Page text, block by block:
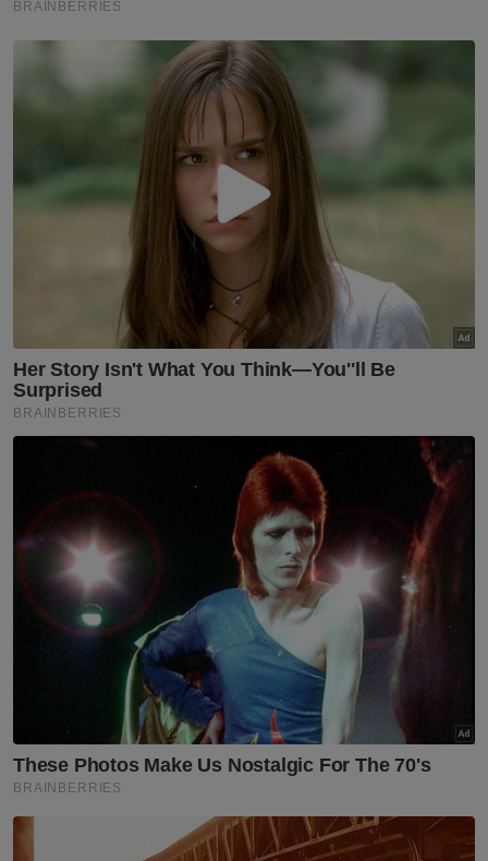
Beliau yang merasmikan mesyuarat
berkenaan berkata, situasi sama turut
berlaku di negeri lain termasuk Pahang,
namun ia berpunca daripada kekangan
teknikal dan jadual persidangan yang telah
ditetapkan lebih awal.
“Saya beri contoh di Pahang, esok ada tiga
bahagian Bersatu iaitu Indera Mahkota,
Kuantan dan Paya Besar yang akan
mengadakan persidangan berkelompok
bersama (Timbalan Presiden Bersatu), Datuk
Seri Hamzah Zainudin.
“Kenapa tidak ajak yang lain? Sebab Pahang
besar dan ada bahagian yang telah pun
mengeluarkan notis lebih awal untuk
bermesyuarat secara berasingan,” katanya.
Menurutnya, walaupun tidak semua
bahagian boleh bersama dalam satu majlis,
masih ada pemimpin dari bahagian lain yang
tetap hadir sebagai tanda sokongan.
“Bahagian-bahagian lain yang tidak
bermesyuarat esok pun akan datang juga,
jadi ini bukan isu perpecahan kem atau tidak
dijemput," tambah beliau.
Muat turun aplikasi Sinar Harian.Klik di sini!